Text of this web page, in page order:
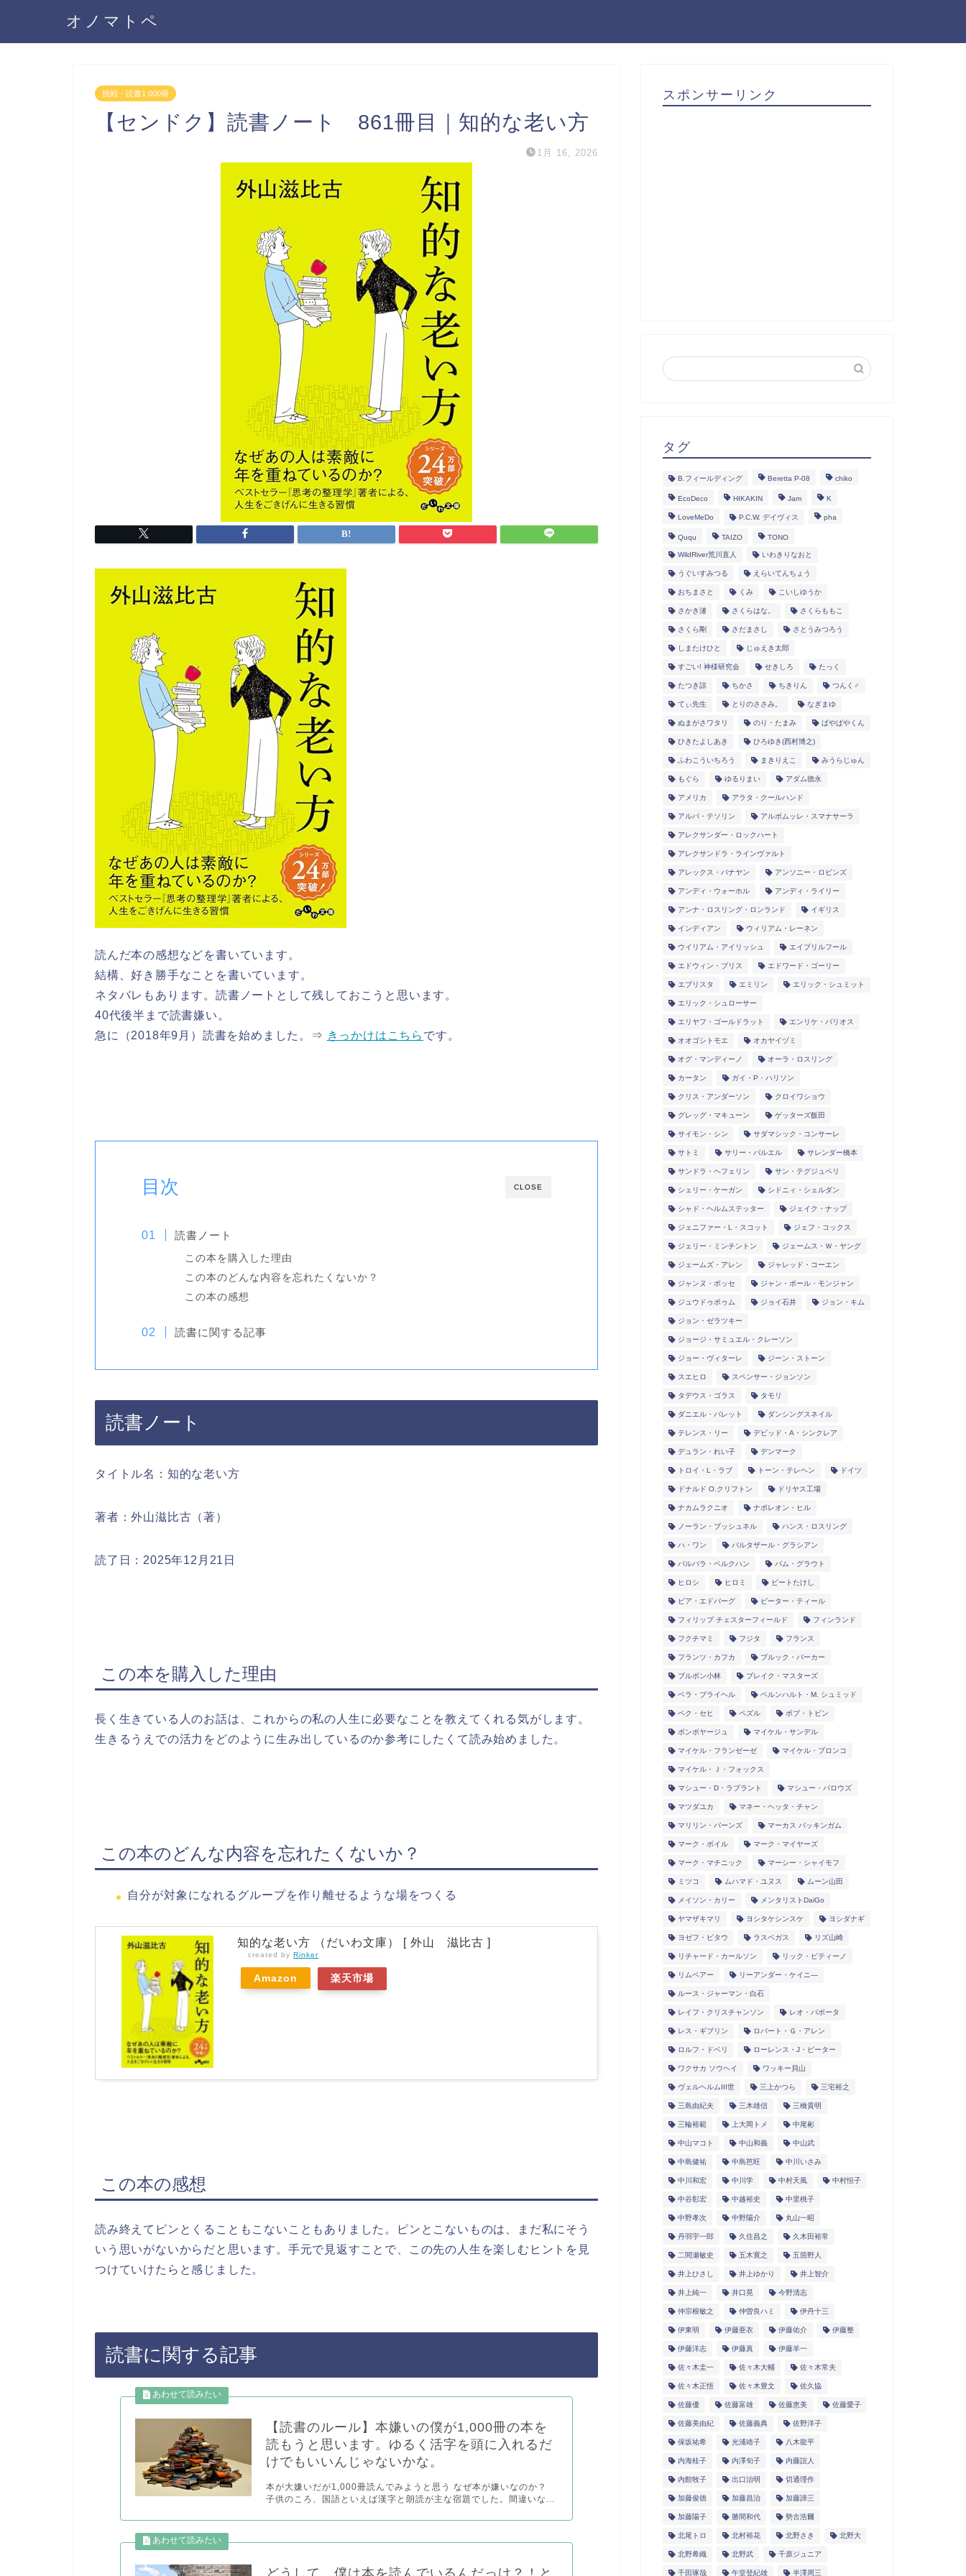
オノマトペ
挑戦・読書1,000冊
【センドク】読書ノート 861冊目｜知的な老い方
1月 16, 2026
読んだ本の感想などを書いています。
結構、好き勝手なことを書いています。
ネタバレもあります。読書ノートとして残しておこうと思います。
40代後半まで読書嫌い。
急に（2018年9月）読書を始めました。⇒ きっかけはこちら です。
CLOSE
目次
読書ノート
この本を購入した理由
この本のどんな内容を忘れたくないか？
この本の感想
読書に関する記事
読書ノート
タイトル名：知的な老い方
著者：外山滋比古（著）
読了日：2025年12月21日
この本を購入した理由
長く生きている人のお話は、これからの私の人生に必要なことを教えてくれる気がします。
生きるうえでの活力をどのように生み出しているのか参考にしたくて読み始めました。
この本のどんな内容を忘れたくないか？
自分が対象になれるグループを作り離せるような場をつくる
知的な老い方 （だいわ文庫） [ 外山 滋比古 ]
created by Rinker
Amazon 楽天市場
この本の感想
読み終えてピンとくることもこないこともありました。ピンとこないものは、まだ私にそう
いう思いがないからだと思います。手元で見返すことで、この先の人生を楽しむヒントを見
つけていけたらと感じました。
読書に関する記事
【読書のルール】本嫌いの僕が1,000冊の本を
読もうと思います。ゆるく活字を頭に入れるだ
けでもいいんじゃないかな。
本が大嫌いだが1,000冊読んでみようと思う なぜ本が嫌いなのか？
子供のころ、国語といえば漢字と朗読が主な宿題でした。間違いな...
スポンサーリンク
タグ
B.フィールディング Beretta P-08 chiko
EcoDeco HIKAKIN Jam K
LoveMeDo P.C.W. デイヴィス pha
Ququ TAIZO TONO
WildRiver荒川直人 いわきりなおと
うぐいすみつる えらいてんちょう
おちまさと くみ こいしゆうか
さかき漣 さくらはな。 さくらももこ
さくら剛 さだまさし さとうみつろう
しまたけひと じゅえき太郎
すごい! 神様研究会 せきしろ たっく
たつき諒 ちかさ ちきりん つんく♂
てぃ先生 とりのささみ。 なぎまゆ
ぬまがさワタリ のり・たまみ ぱやぱやくん
ひきたよしあき ひろゆき(西村博之)
ふわこういちろう まきりえこ みうらじゅん
もぐら ゆるりまい アダム徳永
アメリカ アラタ・クールハンド
アルパ・テソリン アルボムッレ・スマナサーラ
アレクサンダー・ロックハート
アレクサンドラ・ラインヴァルト
アレックス・バナヤン アンソニー・ロビンズ
アンディ・ウォーホル アンディ・ライリー
アンナ・ロスリング・ロンランド イギリス
インディアン ウィリアム・レーネン
ウイリアム・アイリッシュ エイプリルフール
エドウィン・ブリス エドワード・ゴーリー
エブリスタ エミリン エリック・シュミット
エリック・シュローサー
エリヤフ・ゴールドラット エンリケ・バリオス
オオゴシトモエ オカヤイヅミ
オグ・マンディーノ オーラ・ロスリング
カータン ガイ・P・ハリソン
クリス・アンダーソン クロイワショウ
グレッグ・マキューン ゲッターズ飯田
サイモン・シン サダマシック・コンサーレ
サトミ サリー・バルエル サレンダー橋本
サンドラ・ヘフェリン サン・テグジュペリ
シェリー・ケーガン シドニィ・シェルダン
シャド・ヘルムステッター ジェイク・ナップ
ジェニファー・L・スコット ジェフ・コックス
ジェリー・ミンチントン ジェームス・Ｗ・ヤング
ジェームズ・アレン ジャレッド・コーエン
ジャンヌ・ボッセ ジャン・ポール・モンジャン
ジュウドゥポゥム ジョイ石井 ジョン・キム
ジョン・ゼラツキー
ジョージ・サミュエル・クレーソン
ジョー・ヴィターレ ジーン・ストーン
スエヒロ スペンサー・ジョンソン
タデウス・ゴラス タモリ
ダニエル・バレット ダンシングスネイル
テレンス・リー デビッド・A・シンクレア
デュラン・れい子 デンマーク
トロイ・L・ラブ トーン・テレヘン ドイツ
ドナルド O.クリフトン ドリヤス工場
ナカムラクニオ ナポレオン・ヒル
ノーラン・ブッシュネル ハンス・ロスリング
ハ・ワン バルタザール・グラシアン
バルバラ・ベルクハン パム・グラウト
ヒロシ ヒロミ ビートたけし
ピア・エドバーグ ピーター・ティール
フィリップ チェスターフィールド フィンランド
フクチマミ フジタ フランス
フランツ・カフカ ブルック・バーカー
ブルボン小林 ブレイク・マスターズ
ベラ・ブライヘル ベルンハルト・M. シュミッド
ペク・セヒ ペズル ボブ・トビン
ボンボヤージュ マイケル・サンデル
マイケル・フランゼーゼ マイケル・プロンコ
マイケル・Ｊ・フォックス
マシュー・D・ラプラント マシュー・バロウズ
マツダユカ マネー・ヘッタ・チャン
マリリン・バーンズ マーカス バッキンガム
マーク・ボイル マーク・マイヤーズ
マーク・マチニック マーシー・シャイモフ
ミツコ ムハマド・ユヌス ムーン山田
メイソン・カリー メンタリストDaiGo
ヤマザキマリ ヨシタケシンスケ ヨシダナギ
ヨゼフ・ピタウ ラスベガス リズ山崎
リチャード・カールソン リック・ピティーノ
リムベアー リーアンダー・ケイニ―
ルース・ジャーマン・白石
レイフ・クリスチャンソン レオ・バボータ
レス・ギブリン ロバート・Ｇ・アレン
ロルフ・ドベリ ローレンス・J・ピーター
ワクサカ ソウヘイ ワッキー貝山
ヴェルヘルムIII世 三上かつら 三宅裕之
三島由紀夫 三木雄信 三橋貴明
三輪裕範 上大岡トメ 中尾彬
中山マコト 中山和義 中山武
中島健祐 中島芭旺 中川いさみ
中川和宏 中川学 中村天風 中村恒子
中谷彰宏 中越裕史 中里桃子
中野孝次 中野陽介 丸山一昭
丹羽宇一郎 久住昌之 久木田裕常
二間瀬敏史 五木寛之 五箇野人
井上ひさし 井上ゆかり 井上智介
井上純一 井口晃 今野清志
仲宗根敏之 仲曽良ハミ 伊丹十三
伊東明 伊藤亜衣 伊藤佑介 伊藤整
伊藤洋志 伊藤真 伊藤羊一
佐々木圭一 佐々木大輔 佐々木常夫
佐々木正悟 佐々木豊文 佐久協
佐藤優 佐藤富雄 佐藤恵美 佐藤愛子
佐藤美由紀 佐藤義典 佐野洋子
保坂祐希 光浦靖子 八木龍平
内海桂子 内澤旬子 内藤誼人
内館牧子 出口治明 切通理作
加藤俊徳 加藤昌治 加藤諦三
加藤陽子 勝間和代 勢古浩爾
北尾トロ 北村裕花 北野さき 北野大
北野希織 北野武 千原ジュニア
千田琢哉 午堂登紀雄 半澤周三